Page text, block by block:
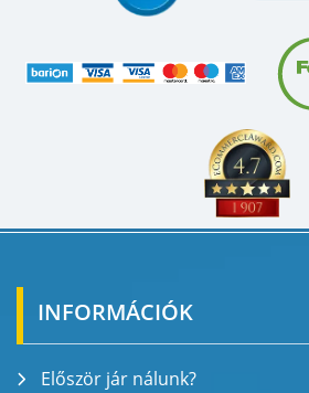
INFORMÁCIÓK
Először jár nálunk?